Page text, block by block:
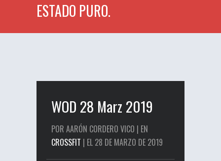
ESTADO PURO.
WOD 28 Marz 2019
POR AARÓN CORDERO VICO | EN
CROSSFIT | EL 28 DE MARZO DE 2019